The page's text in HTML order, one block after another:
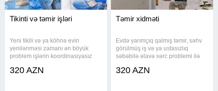
Tikinti və təmir işləri
Yeni tikili və ya köhnə evin
yenilənməsi zamanı ən böyük
problem işlərin koordinasiyasız
mərhələləri planlı şəkildə icra edir.
320 AZN
Təmir xidməti
Evdə yarımçıq qalmış təmir, səhv
görülmüş iş və ya ustasızlıq
səbəbilə əlavə xərc problemi ilə
peşəkar komandaya həvalə edin.
320 AZN